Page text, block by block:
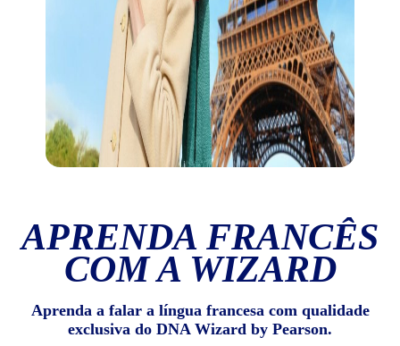
APRENDA FRANCÊS
COM A WIZARD
Aprenda a falar a língua francesa com qualidade
exclusiva do DNA Wizard by Pearson.